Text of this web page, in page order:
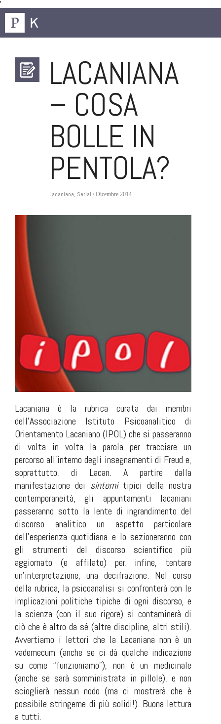
'
LACANIANA
– COSA
BOLLE IN
PENTOLA?
Lacaniana, Serial / Dicembre 2014
Lacaniana è la rubrica curata dai membri
dell’Associazione Istituto Psicoanalitico di
Orientamento Lacaniano (IPOL) che si passeranno
di volta in volta la parola per tracciare un
percorso all'interno degli insegnamenti di Freud e,
soprattutto, di Lacan. A partire dalla
manifestazione dei sintomitipici della nostra
contemporaneità, gli appuntamenti lacaniani
passeranno sotto la lente di ingrandimento del
discorso analitico un aspetto particolare
dell'esperienza quotidiana e lo sezioneranno con
gli strumenti del discorso scientifico più
aggiornato (e affilato) per, infine, tentare
un'interpretazione, una decifrazione. Nel corso
della rubrica, la psicoanalisi si confronterà con le
implicazioni politiche tipiche di ogni discorso, e
la scienza (con il suo rigore) si contaminerà di
ciò che è altro da sé (altre discipline, altri stili).
Avvertiamo i lettori che la Lacaniana non è un
vademecum (anche se ci dà qualche indicazione
su come “funzioniamo”), non è un medicinale
(anche se sarà somministrata in pillole), e non
scioglierà nessun nodo (ma ci mostrerà che è
possibile stringerne di più solidi!). Buona lettura
a tutti.